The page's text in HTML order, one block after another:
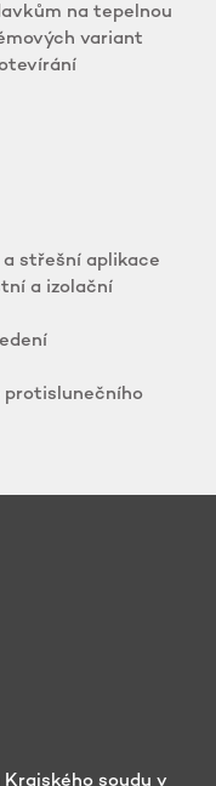
na tepelnou
variant
střešní aplikace
a izolační
protislunečního
soudu v